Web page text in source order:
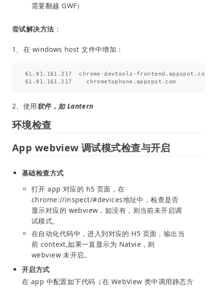
需要翻越 GWF）
尝试解决方法 ：
1、在 windows host 文件中增加：
61.91.161.217  chrome-devtools-frontend.appspot.com
2、使用软件，如 Lantern
环境检查
App webview 调试模式检查与开启
基础检查方式
打开 app 对应的 h5 页面，在
chrome://inspect/#devices地址中，检查是否
显示对应的 webview，如没有，则当前未开启调
试模式。
在自动化代码中，进入到对应的 H5 页面，输出当
前 context,如果一直显示为 Natvie，则
webview 未开启。
开启方式
在 app 中配置如下代码（在 WebView 类中调用静态方